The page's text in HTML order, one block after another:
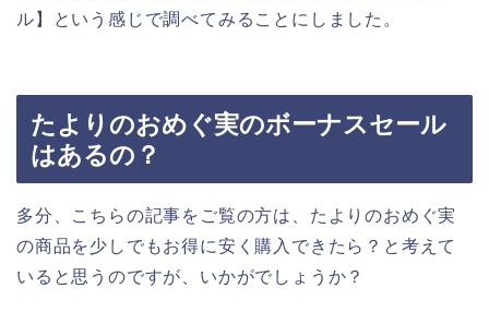
ル】という感じで調べてみることにしました。
たよりのおめぐ実のボーナスセール
はあるの？
多分、こちらの記事をご覧の方は、たよりのおめぐ実
の商品を少しでもお得に安く購入できたら？と考えて
いると思うのですが、いかがでしょうか？